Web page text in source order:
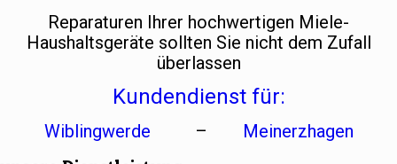
Reparaturen Ihrer hochwertigen Miele-
Haushaltsgeräte sollten Sie nicht dem Zufall
überlassen
Kundendienst für:
Wiblingwerde – Meinerzhagen